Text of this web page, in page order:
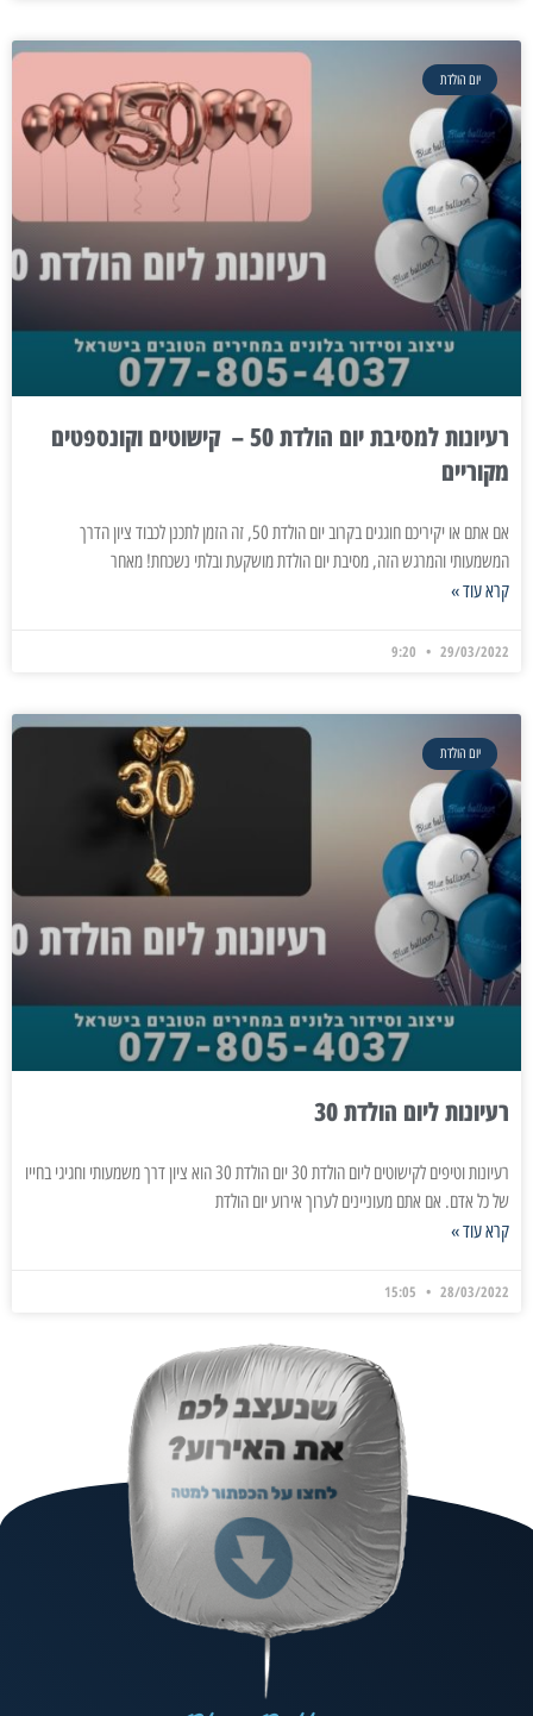
יום הולדת
רעיונות למסיבת יום הולדת 50 – קישוטים וקונספטים
מקוריים
אם אתם או יקיריכם חוגגים בקרוב יום הולדת 50, זה הזמן לתכנן לכבוד ציון הדרך
המשמעותי והמרגש הזה, מסיבת יום הולדת מושקעת ובלתי נשכחת! מאחר
קרא עוד »
29/03/2022
יום הולדת
רעיונות ליום הולדת 30
רעיונות וטיפים לקישוטים ליום הולדת 30 יום הולדת 30 הוא ציון דרך משמעותי וחגיגי בחייו
של כל אדם. אם אתם מעוניינים לערוך אירוע יום הולדת
קרא עוד »
28/03/2022